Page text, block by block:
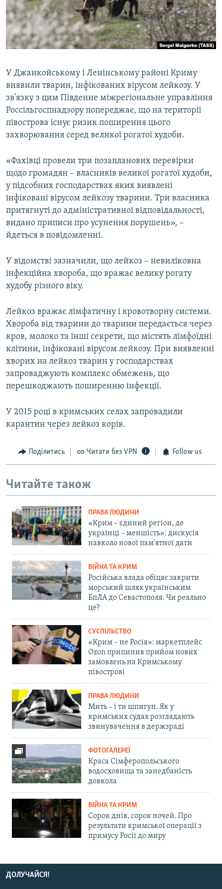
ВІДЕОУРОКИ «ELIFBE»
СВІДЧЕННЯ ОКУПАЦІЇ
УКРАЇНСЬКА ПРОБЛЕМА КРИМУ
Русский
Qırımtatar
Усі сайти RFE/RL
У Джанкойському і Ленінському районі Криму
виявили тварин, інфікованих вірусом лейкозу. У
зв'язку з цим Південне міжрегіональне управління
Россільгоспнадзору попереджає, що на території
півострова існує ризик поширення цього
захворювання серед великої рогатої худоби.
«Фахівці провели три позапланових перевірки
щодо громадян – власників великої рогатої худоби,
у підсобних господарствах яких виявлені
інфіковані вірусом лейкозу тварини. Три власника
притягнуті до адміністративної відповідальності,
видано приписи про усунення порушень», –
йдеться в повідомленні.
У відомстві зазначили, що лейкоз – невиліковна
інфекційна хвороба, що вражає велику рогату
худобу різного віку.
Лейкоз вражає лімфатичну і кровотворну системи.
Хвороба від тварини до тварини передається через
кров, молоко та інші секрети, що містять лімфоїдні
клітини, інфіковані вірусом лейкозу. При виявленні
хворих на лейкоз тварин у господарствах
запроваджують комплекс обмежень, що
перешкоджають поширенню інфекції.
У 2015 році в кримських селах запровадили
карантин через лейкоз корів.
Поділитись Читати без VPN Follow us
Читайте також
ПРАВА ЛЮДИНИ
«Крим – єдиний регіон, де
українці – меншість»: дискусія
навколо нової пам'ятної дати
ВІЙНА ТА КРИМ
Російська влада обіцяє закрити
морський шлях українським
БпЛА до Севастополя. Чи реально
це?
СУСПІЛЬСТВО
«Крим – не Росія»: маркетплейс
Ozon припинив прийом нових
замовлень на Кримському
півострові
ПРАВА ЛЮДИНИ
Мить – і ти шпигун. Як у
кримських судах розглядають
звинувачення в держзраді
ФОТОГАЛЕРЕЇ
Краса Сімферопольського
водосховища та занедбаність
довкола
ВІЙНА ТА КРИМ
Сорок днів, сорок ночей. Про
результати кримської операції з
примусу Росії до миру
ДОЛУЧАЙСЯ!